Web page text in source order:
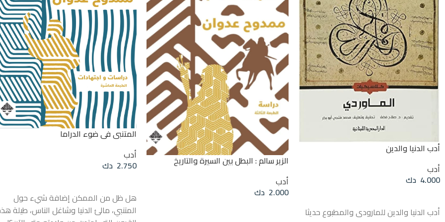
أدب الدنيا والدين
أدب
4.000 دك
أدب الدنيا والدين للمارودى والمطبوع حديثا
الزير سالم : البطل بين السيرة والتاريخ
أدب
2.000 دك
المتنبي في ضوء الدراما
أدب
2.750 دك
هل ظل من الممكن إضافة شيء حول
المتنبي، مالئ الدنيا وشاغل الناس، طيلة